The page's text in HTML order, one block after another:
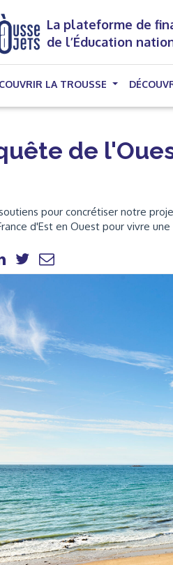
La plateforme de
de l’Éducation
LA TROUSSE
de
pour concrétiser notre
d'Est en Ouest pour vivre